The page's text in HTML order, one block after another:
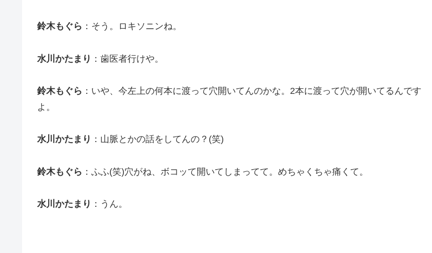
鈴木もぐら ：そう。ロキソニンね。
水川かたまり ：歯医者行けや。
鈴木もぐら ：いや、今左上の何本に渡って穴開いてんのかな。2本に渡って穴が開いてるんです
よ。
水川かたまり ：山脈とかの話をしてんの？(笑)
鈴木もぐら ：ふふ(笑)穴がね、ボコッて開いてしまってて。めちゃくちゃ痛くて。
水川かたまり ：うん。